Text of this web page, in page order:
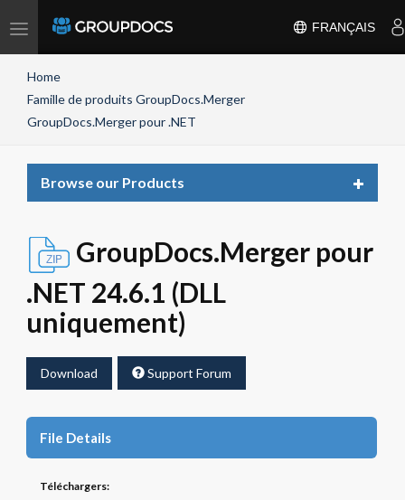
Toggle
FRANÇAIS
Home
Famille de produits GroupDocs.Merger
GroupDocs.Merger pour .NET
Browse our Products
Toggle
GroupDocs.Merger pour
.NET 24.6.1 (DLL
uniquement)
Download Support Forum
File Details
Téléchargers: